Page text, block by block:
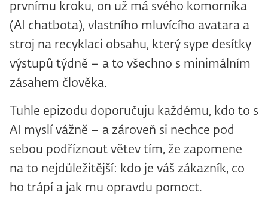
prvnímu kroku, on už má svého komorníka
(AI chatbota), vlastního mluvícího avatara a
stroj na recyklaci obsahu, který sype desítky
výstupů týdně – a to všechno s minimálním
zásahem člověka.
Tuhle epizodu doporučuju každému, kdo to s
AI myslí vážně – a zároveň si nechce pod
sebou podříznout větev tím, že zapomene
na to nejdůležitější: kdo je váš zákazník, co
ho trápí a jak mu opravdu pomoct.